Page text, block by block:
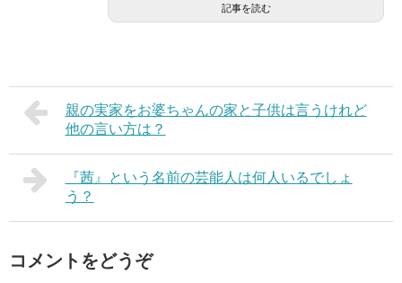
記事を読む
親の実家をお婆ちゃんの家と子供は言うけれど
他の言い方は？
『茜』という名前の芸能人は何人いるでしょ
う？
コメントをどうぞ